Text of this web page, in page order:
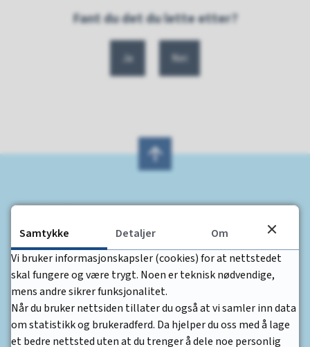
Fant du det du lette etter?
Ja Nei
Skriv til oss
Send sikker digital post
SiFra - meld feil
Postadresse
Samtykke Detaljer
Om
Vi bruker informasjonskapsler (cookies) for at nettstedet
skal fungere og være trygt. Noen er teknisk nødvendige,
mens andre sikrer funksjonalitet.
Når du bruker nettsiden tillater du også at vi samler inn data
om statistikk og brukeradferd. Da hjelper du oss med å lage
et bedre nettsted uten at du trenger å dele noe personlig